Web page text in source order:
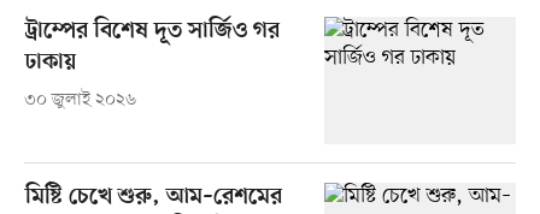
ট্রাম্পের বিশেষ দূত সার্জিও গর
ঢাকায়
৩০ জুলাই ২০২৬
মিষ্টি চেখে শুরু, আম–রেশমের